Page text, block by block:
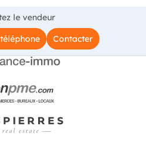
le vendeur
Contacter